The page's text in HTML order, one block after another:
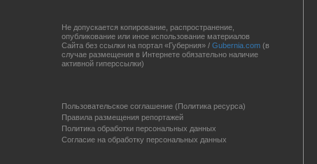
Не допускается копирование, распространение,
опубликование или иное использование материалов
Сайта без ссылки на портал «Губерния» / Gubernia.com (в
случае размещения в Интернете обязательно наличие
активной гиперссылки)
Пользовательское соглашение (Политика ресурса)
Правила размещения репортажей
Политика обработки персональных данных
Согласие на обработку персональных данных